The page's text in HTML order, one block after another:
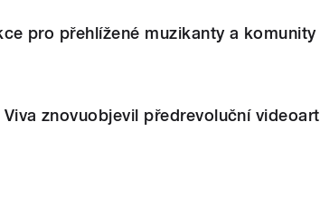
pro přehlížené muzikanty a komunity
znovuobjevil předrevoluční videoart